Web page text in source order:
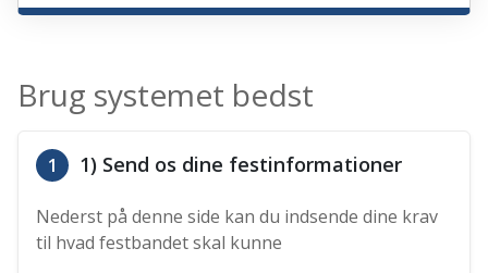
Brug systemet bedst
1 1) Send os dine festinformationer
Nederst på denne side kan du indsende dine krav
til hvad festbandet skal kunne